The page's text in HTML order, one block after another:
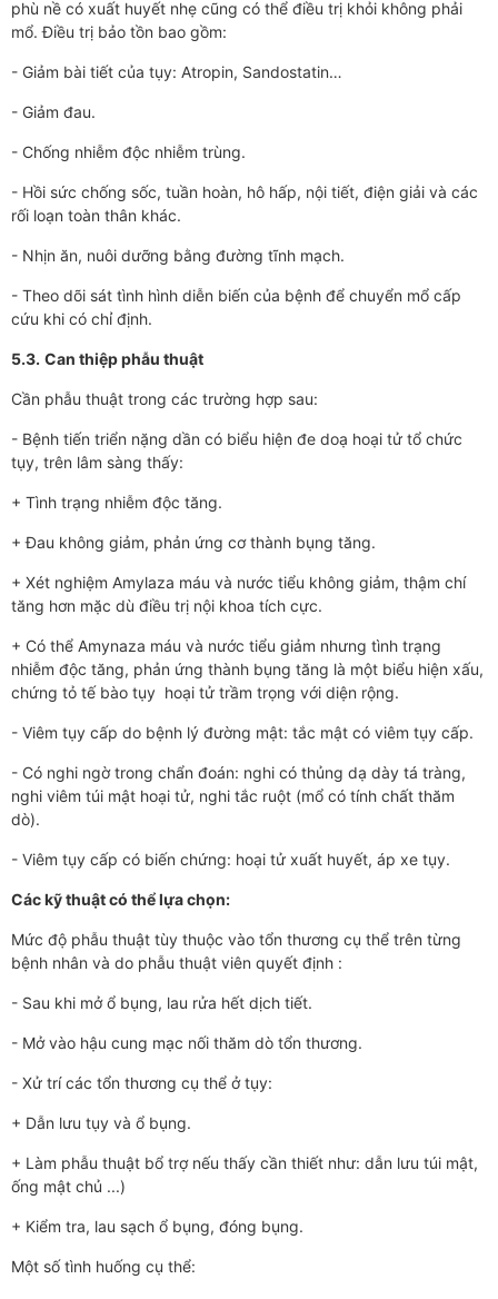
phù nề có xuất huyết nhẹ cũng có thể điều trị khỏi không phải
mổ. Điều trị bảo tồn bao gồm:
- Giảm bài tiết của tụy: Atropin, Sandostatin…
- Giảm đau.
- Chống nhiễm độc nhiễm trùng.
- Hồi sức chống sốc, tuần hoàn, hô hấp, nội tiết, điện giải và các
rối loạn toàn thân khác.
- Nhịn ăn, nuôi d­­ưỡng bằng đư­­ờng tĩnh mạch.
- Theo dõi sát tình hình diễn biến của bệnh để chuyển mổ cấp
cứu khi có chỉ định.
5.3. Can thiệp phẫu thuật
Cần phẫu thuật trong các trư­­­ờng hợp sau:
- Bệnh tiến triển nặng dần có biểu hiện đe doạ hoại tử tổ chức
tụy, trên lâm sàng thấy:
+ Tình trạng nhiễm độc tăng.
+ Đau không giảm, phản ứng cơ thành bụng tăng.
+ Xét nghiệm Amylaza máu và nư­­­ớc tiểu không giảm, thậm chí
tăng hơn mặc dù điều trị nội khoa tích cực.
+ Có thể Amynaza máu và n­­­ước tiểu giảm nh­­­ưng tình trạng
nhiễm độc tăng, phản ứng thành bụng tăng là một biểu hiện xấu,
chứng tỏ tế bào tụy hoại tử trầm trọng với diện rộng.
- Viêm tụy cấp do bệnh lý đ­­­ường mật: tắc mật có viêm tụy cấp.
- Có nghi ngờ trong chẩn đoán: nghi có thủng dạ dày tá tràng,
nghi viêm túi mật hoại tử, nghi tắc ruột (mổ có tính chất thăm
dò).
- Viêm tụy cấp có biến chứng: hoại tử xuất huyết, áp xe tụy.
Các kỹ thuật có thể lựa chọn:
Mức độ phẫu thuật tùy thuộc vào tổn th­­­ương cụ thể trên từng
bệnh nhân và do phẫu thuật viên quyết định :
- Sau khi mở ổ bụng, lau rửa hết dịch tiết.
- Mở vào hậu cung mạc nối thăm dò tổn thư­­­ơng.
- Xử trí các tổn th­­­ương cụ thể ở tụy:
+ Dẫn l­­­ưu tụy và ổ bụng.
+ Làm phẫu thuật bổ trợ nếu thấy cần thiết như­­­: dẫn l­ưu túi mật,
ống mật chủ ...)
+ Kiểm tra, lau sạch ổ bụng, đóng bụng.
Một số tình huống cụ thể: